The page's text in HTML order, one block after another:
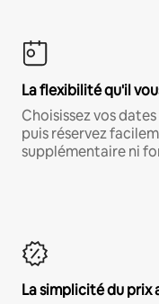
La flexibilité qu'il
Choisissez vos
puis réservez
supplémentaire ni
La simplicité du prix